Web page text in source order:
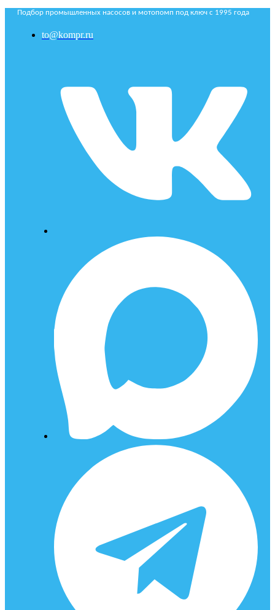
Подбор промышленных насосов и мотопомп под ключ с 1995 года
to@kompr.ru